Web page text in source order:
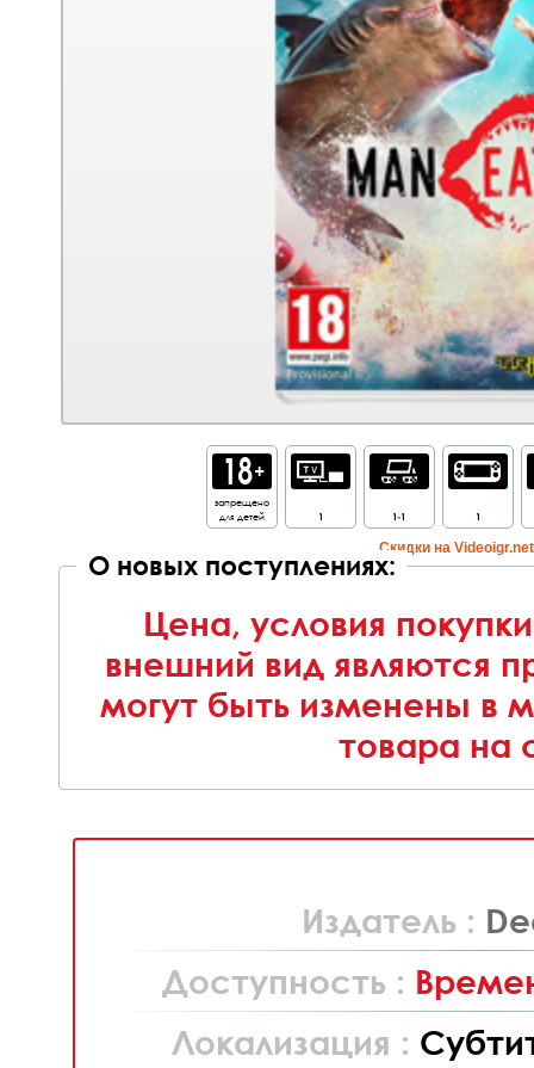
запрещено
для детей
1 1-1 1
Cкидки на
О новых поступлениях:
Цена, условия
внешний вид являются
могут быть изменены в
товара на
Издатель :
Доступность :
Локализация :